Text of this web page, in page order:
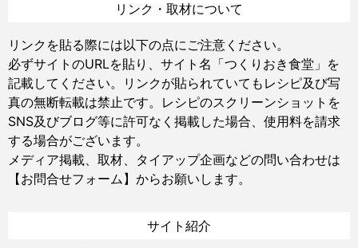
リンク・取材について
リンクを貼る際には以下の点にご注意ください。
必ずサイトのURLを貼り、サイト名「つくりおき食堂」を
記載してください。リンクが貼られていてもレシピ及び写
真の無断転載は禁止です。レシピのスクリーンショットを
SNS及びブログ等に許可なく掲載した場合、使用料を請求
する場合がございます。
メディア掲載、取材、タイアップ企画などの問い合わせは
【お問合せフォーム】 からお願いします。
サイト紹介